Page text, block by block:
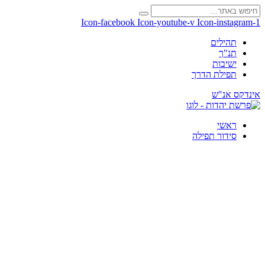
Icon-facebook Icon-youtube-v Icon-instagram-1
תהילים
תנ"ך
ישיבות
תפילת הדרך
אינדקס אנ"ש
ראשי
סידור תפילה